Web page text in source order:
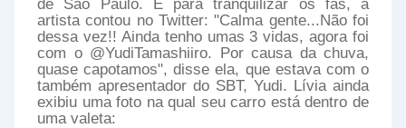
de São Paulo. E para tranquilizar os fãs, a
artista contou no Twitter: "Calma gente...Não foi
dessa vez!! Ainda tenho umas 3 vidas, agora foi
com o @YudiTamashiiro. Por causa da chuva,
quase capotamos", disse ela, que estava com o
também apresentador do SBT, Yudi. Lívia ainda
exibiu uma foto na qual seu carro está dentro de
uma valeta: